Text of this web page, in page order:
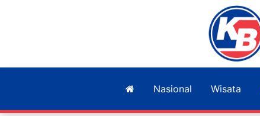
Nasional Wisata